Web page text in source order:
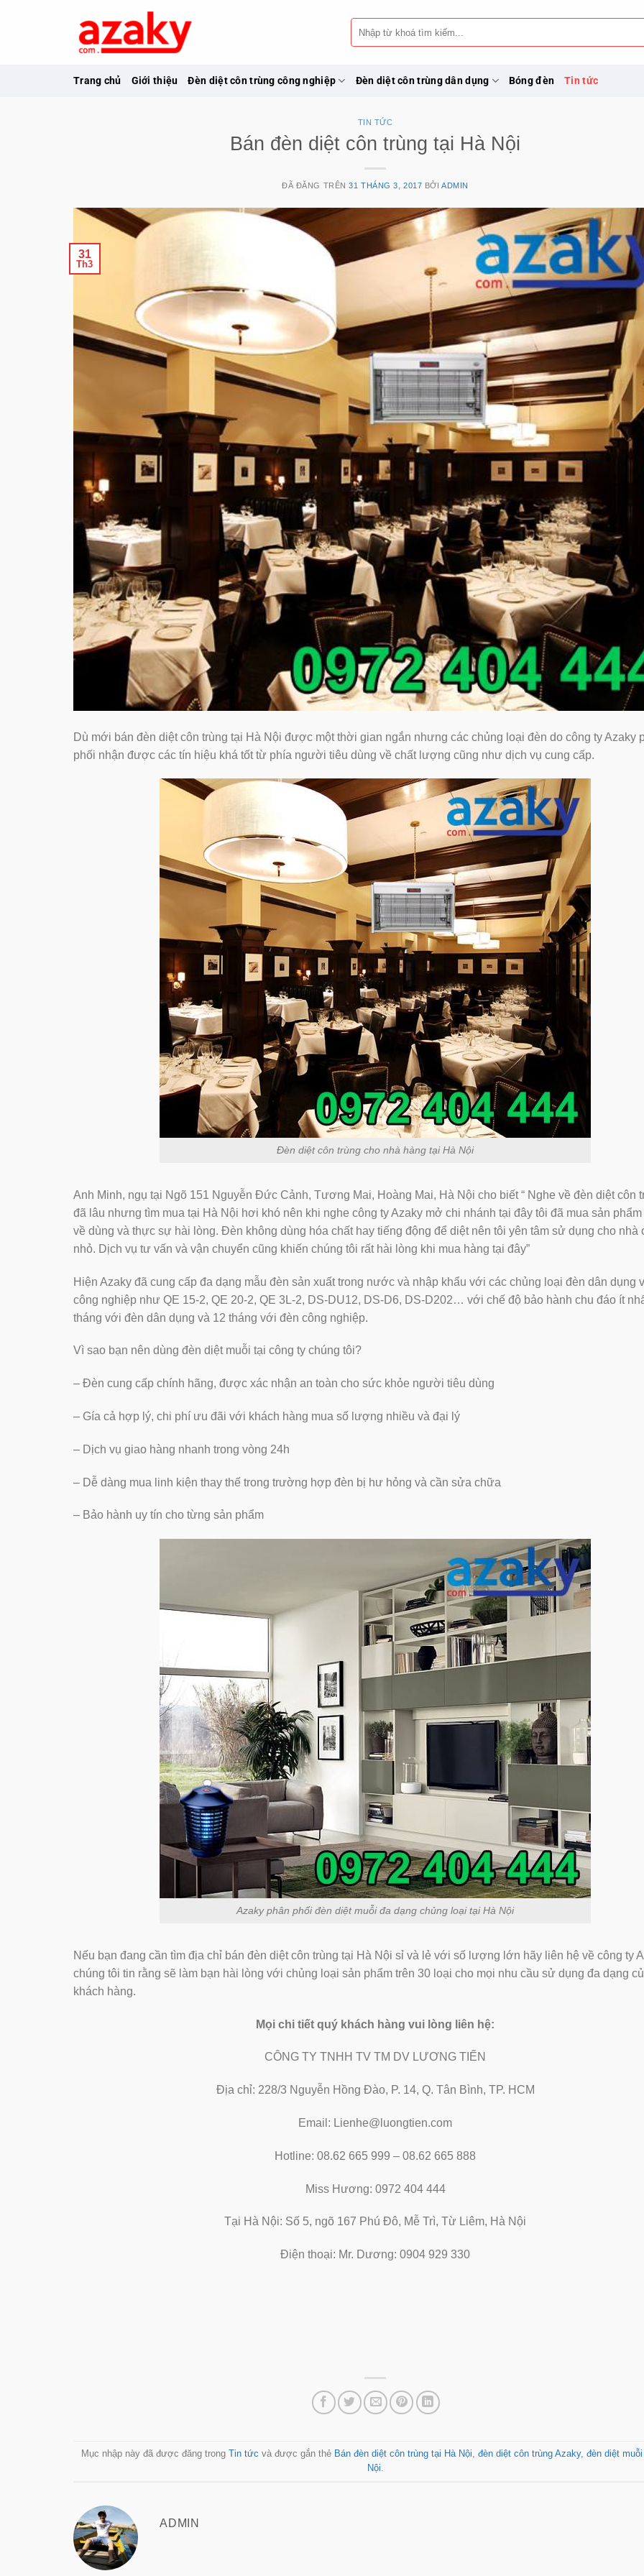
Tìm
kiếm:
Trang chủ Giới thiệu Đèn diệt côn trùng công nghiệp Đèn diệt côn trùng dân dụng Bóng đèn Tin tức
TIN TỨC
Bán đèn diệt côn trùng tại Hà Nội
ĐÃ ĐĂNG TRÊN31 THÁNG 3, 2017 BỞIADMIN
31
Th3
Dù mới bán đèn diệt côn trùng tại Hà Nội được một thời gian ngắn nhưng các chủng loại đèn do công ty Azaky
phối nhận được các tín hiệu khá tốt từ phía người tiêu dùng về chất lượng cũng như dịch vụ cung cấp.
Đèn diệt côn trùng cho nhà hàng tại Hà Nội
Anh Minh, ngụ tại Ngõ 151 Nguyễn Đức Cảnh, Tương Mai, Hoàng Mai, Hà Nội cho biết “ Nghe về đèn diệt côn
đã lâu nhưng tìm mua tại Hà Nội hơi khó nên khi nghe công ty Azaky mở chi nhánh tại đây tôi đã mua sản phẩm
về dùng và thực sự hài lòng. Đèn không dùng hóa chất hay tiếng động để diệt nên tôi yên tâm sử dụng cho nhà
nhỏ. Dịch vụ tư vấn và vận chuyển cũng khiến chúng tôi rất hài lòng khi mua hàng tại đây”
Hiện Azaky đã cung cấp đa dạng mẫu đèn sản xuất trong nước và nhập khẩu với các chủng loại đèn dân dụng
công nghiệp như QE 15-2, QE 20-2, QE 3L-2, DS-DU12, DS-D6, DS-D202… với chế độ bảo hành chu đáo ít
tháng với đèn dân dụng và 12 tháng với đèn công nghiệp.
Vì sao bạn nên dùng đèn diệt muỗi tại công ty chúng tôi?
– Đèn cung cấp chính hãng, được xác nhận an toàn cho sức khỏe người tiêu dùng
– Gía cả hợp lý, chi phí ưu đãi với khách hàng mua số lượng nhiều và đại lý
– Dịch vụ giao hàng nhanh trong vòng 24h
– Dễ dàng mua linh kiện thay thế trong trường hợp đèn bị hư hỏng và cần sửa chữa
– Bảo hành uy tín cho từng sản phẩm
Azaky phân phối đèn diệt muỗi đa dạng chủng loại tại Hà Nội
Nếu bạn đang cần tìm địa chỉ bán đèn diệt côn trùng tại Hà Nội sỉ và lẻ với số lượng lớn hãy liên hệ về công ty
chúng tôi tin rằng sẽ làm bạn hài lòng với chủng loại sản phẩm trên 30 loại cho mọi nhu cầu sử dụng đa dạng
khách hàng.
Mọi chi tiết quý khách hàng vui lòng liên hệ:
CÔNG TY TNHH TV TM DV LƯƠNG TIẾN
Địa chỉ: 228/3 Nguyễn Hồng Đào, P. 14, Q. Tân Bình, TP. HCM
Email: Lienhe@luongtien.com
Hotline: 08.62 665 999 – 08.62 665 888
Miss Hương: 0972 404 444
Tại Hà Nội: Số 5, ngõ 167 Phú Đô, Mễ Trì, Từ Liêm, Hà Nội
Điện thoại: Mr. Dương: 0904 929 330
Mục nhập này đã được đăng trong Tin tức và được gắn thẻ Bán đèn diệt côn trùng tại Hà Nội đèn diệt côn trùng Azaky, đèn diệt
Nội
ADMIN